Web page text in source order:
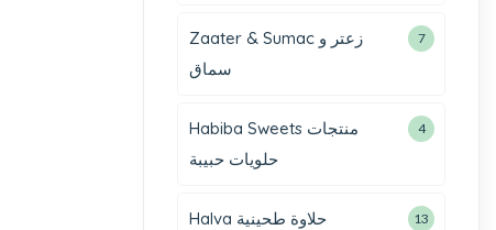
Zaater & Sumac زعتر و
سماق
7
Habiba Sweets منتجات
حلويات حبيبة
4
Halva حلاوة طحينية
13